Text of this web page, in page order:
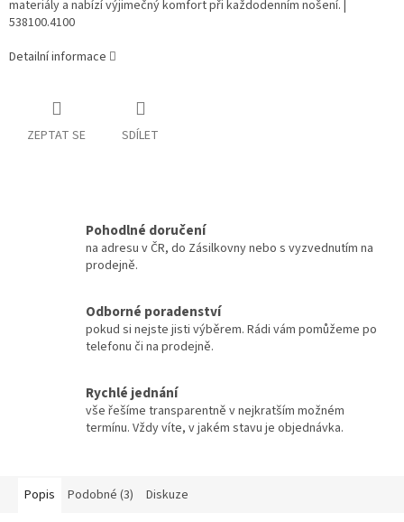
materiály a nabízí výjimečný komfort při každodenním nošení. |
538100.4100
Detailní informace
ZEPTAT SE SDÍLET
Pohodlné doručení
na adresu v ČR, do Zásilkovny nebo s vyzvednutím na
prodejně.
Odborné poradenství
pokud si nejste jisti výběrem. Rádi vám pomůžeme po
telefonu či na prodejně.
Rychlé jednání
vše řešíme transparentně v nejkratším možném
termínu. Vždy víte, v jakém stavu je objednávka.
Popis Podobné (3) Diskuze